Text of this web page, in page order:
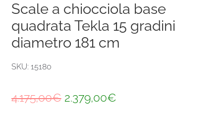
Scale a chiocciola base
quadrata Tekla 15 gradini
diametro 181 cm
SKU: 15180
4.175,00€ Il
2.379,00€Il